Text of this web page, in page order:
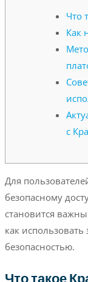
Что
Как
с
Для
безопасному
становится
как
безопасностью.
Что такое